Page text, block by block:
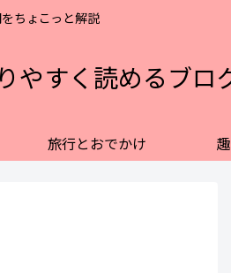
ちょこっと解説
やすく読めるブロ
旅行とおでかけ